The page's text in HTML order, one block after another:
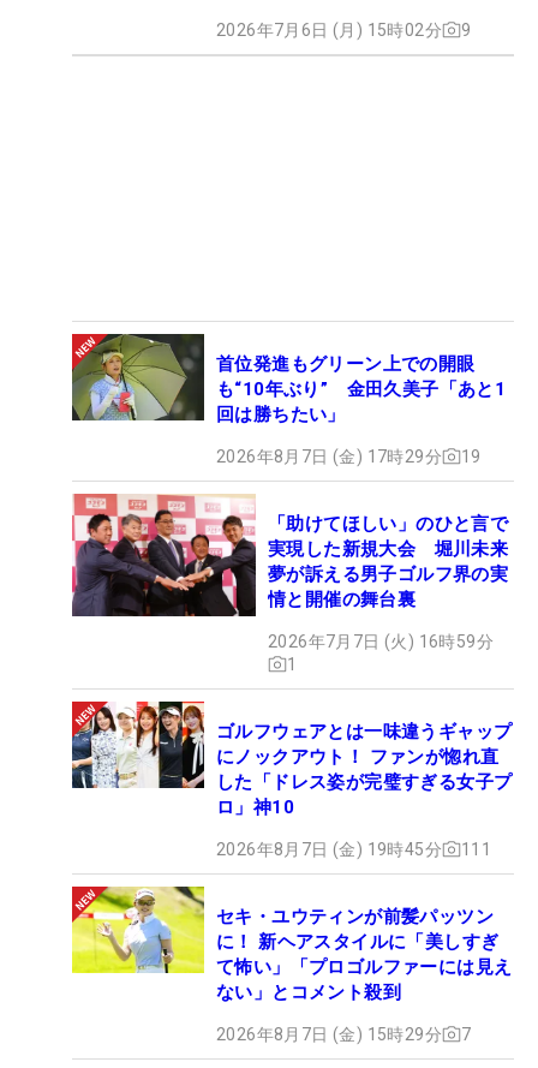
2026年7月6日 (月) 15時02分 9
首位発進もグリーン上での開眼
も“10年ぶり” 金田久美子「あと1
回は勝ちたい」
2026年8月7日 (金) 17時29分 19
「助けてほしい」のひと言で
実現した新規大会 堀川未来
夢が訴える男子ゴルフ界の実
情と開催の舞台裏
2026年7月7日 (火) 16時59分
1
ゴルフウェアとは一味違うギャップ
にノックアウト！ ファンが惚れ直
した「ドレス姿が完璧すぎる女子プ
ロ」神10
2026年8月7日 (金) 19時45分 111
セキ・ユウティンが前髪パッツン
に！ 新ヘアスタイルに「美しすぎ
て怖い」「プロゴルファーには見え
ない」とコメント殺到
2026年8月7日 (金) 15時29分 7